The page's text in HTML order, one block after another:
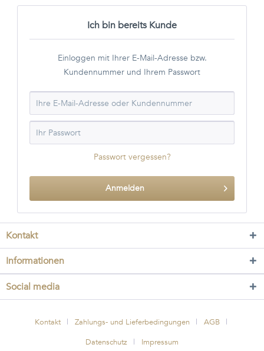
Ich bin bereits Kunde
Einloggen mit Ihrer E-Mail-Adresse bzw.
Kundennummer und Ihrem Passwort
Passwort vergessen?
Anmelden
Kontakt
Informationen
Social media
Kontakt Zahlungs- und Lieferbedingungen
AGB
Datenschutz
Impressum